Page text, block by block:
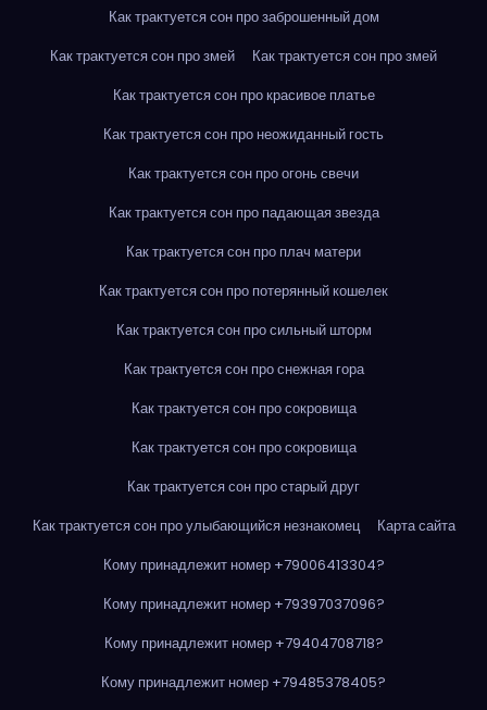
Как трактуется сон про заброшенный дом
Как трактуется сон про змей
Как трактуется сон про змей
Как трактуется сон про красивое платье
Как трактуется сон про неожиданный гость
Как трактуется сон про огонь свечи
Как трактуется сон про падающая звезда
Как трактуется сон про плач матери
Как трактуется сон про потерянный кошелек
Как трактуется сон про сильный шторм
Как трактуется сон про снежная гора
Как трактуется сон про сокровища
Как трактуется сон про сокровища
Как трактуется сон про старый друг
Как трактуется сон про улыбающийся незнакомец
Карта сайта
Кому принадлежит номер +79006413304?
Кому принадлежит номер +79397037096?
Кому принадлежит номер +79404708718?
Кому принадлежит номер +79485378405?